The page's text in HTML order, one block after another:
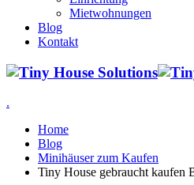
Mietwohnungen
Blog
Kontakt
.
Home
Blog
Minihäuser zum Kaufen
Tiny House gebraucht kaufen